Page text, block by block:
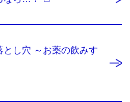
し穴 ～お薬の飲みす